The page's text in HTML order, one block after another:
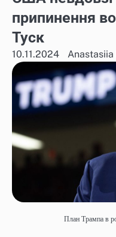
припинення
Туск
10.11.2024 Anastasiia
План Трампа в